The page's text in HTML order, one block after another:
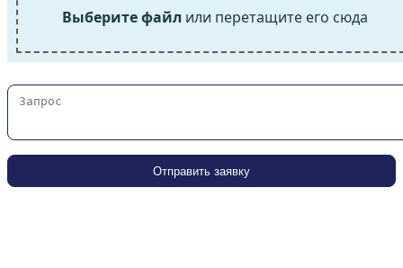
Выберите файл или перетащите его сюда